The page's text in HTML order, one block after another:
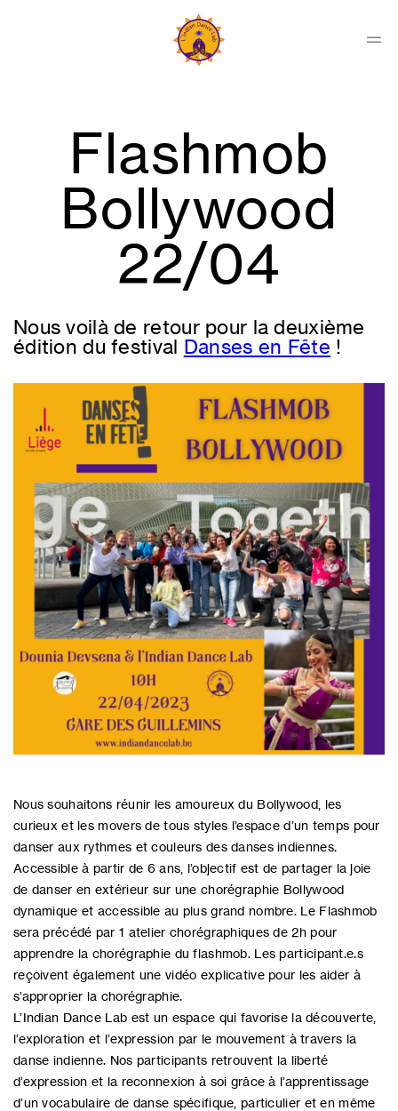
Collectif
Flashmob
Bollywood
22/04
Nous voilà de retour pour la deuxième
édition du festival Danses en Fête !
Nous souhaitons réunir les amoureux du Bollywood, les
curieux et les movers de tous styles l’espace d’un temps pour
danser aux rythmes et couleurs des danses indiennes.
Accessible à partir de 6 ans, l’objectif est de partager la joie
de danser en extérieur sur une chorégraphie Bollywood
dynamique et accessible au plus grand nombre. Le Flashmob
sera précédé par 1 atelier chorégraphiques de 2h pour
apprendre la chorégraphie du flashmob. Les participant.e.s
reçoivent également une vidéo explicative pour les aider à
s’approprier la chorégraphie.
L’Indian Dance Lab est un espace qui favorise la découverte,
l’exploration et l’expression par le mouvement à travers la
danse indienne. Nos participants retrouvent la liberté
d’expression et la reconnexion à soi grâce à l’apprentissage
d’un vocabulaire de danse spécifique, particulier et en même